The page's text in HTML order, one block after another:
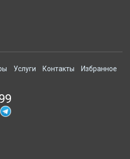
Услуги Контакты
Избранное